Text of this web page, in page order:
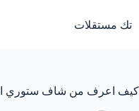
إلى
المحتوى
تك مستقلات
كيف اعرف من شاف ستوري